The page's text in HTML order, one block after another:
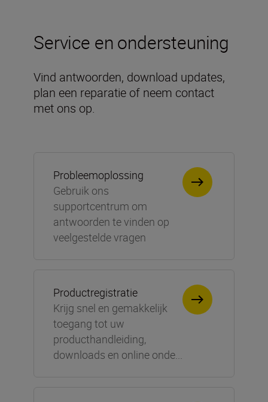
Probleemoplossing
Gebruik ons
supportcentrum om
antwoorden te vinden op
veelgestelde vragen
Productregistratie
Krijg snel en gemakkelijk
toegang tot uw
producthandleiding,
downloads en online onde...
Service en ondersteuning
Vind antwoorden, download updates,
plan een reparatie of neem contact
met ons op.